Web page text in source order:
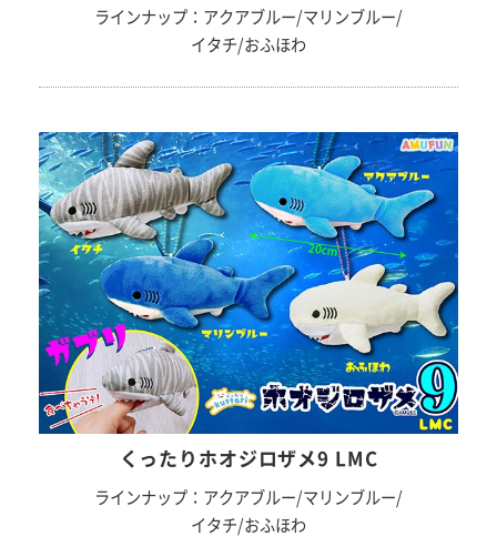
ラインナップ：アクアブルー/マリンブルー/
イタチ/おふほわ
くったりホオジロザメ9 LMC
ラインナップ：アクアブルー/マリンブルー/
イタチ/おふほわ